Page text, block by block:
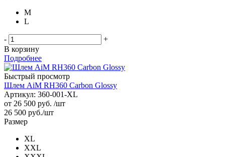
M
L
-
+
В корзину
Подробнее
Быстрый просмотр
Шлем AiM RH360 Carbon Glossy
Артикул: 360-001-XL
от 26 500 руб. /шт
26 500 руб./шт
Размер
XL
XXL